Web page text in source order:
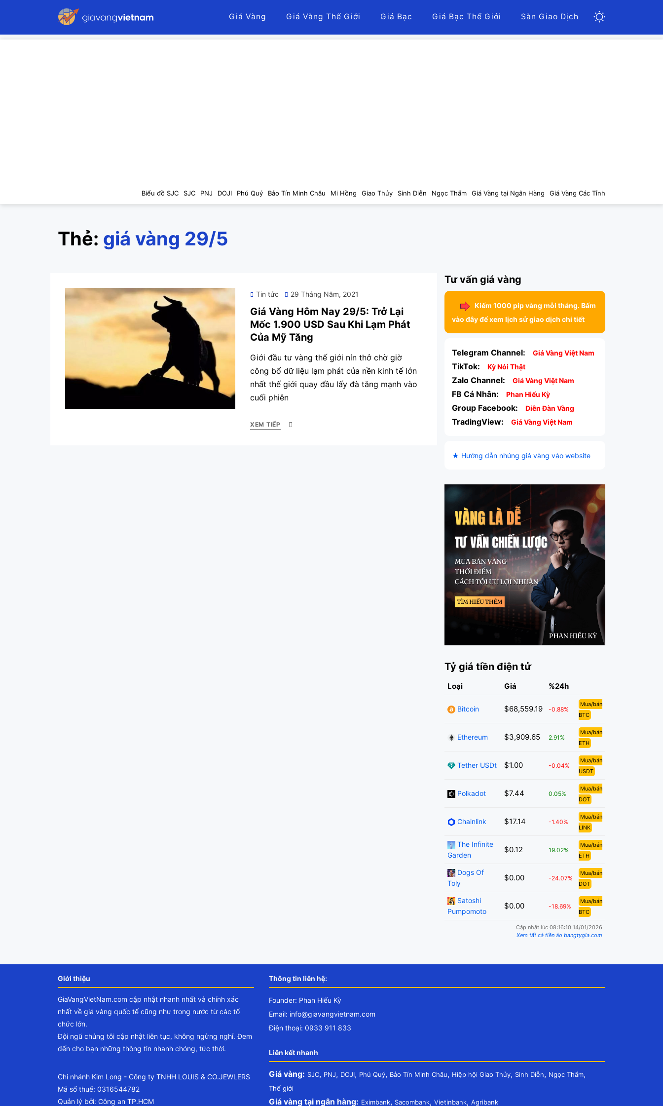
Giá Vàng Giá Vàng Thế Giới Giá Bạc Giá Bạc Thế Giới Sàn Giao Dịch
Biểu đồ SJC SJC PNJ DOJI Phú Quý Bảo Tín Minh Châu Mi Hồng Giao Thủy Sinh Diễn Ngọc Thẩm Giá Vàng tại Ngân Hàng Giá Vàng Các Tỉnh
Thẻ: giá vàng 29/5
Tin tức
Posted
29 Tháng Năm, 2021
Giá Vàng Hôm Nay 29/5: Trở Lại
Mốc 1.900 USD Sau Khi Lạm Phát
Của Mỹ Tăng
Giới đầu tư vàng thế giới nín thở chờ giờ
công bố dữ liệu lạm phát của nền kinh tế lớn
nhất thế giới quay đầu lấy đà tăng mạnh vào
cuối phiên
XEM TIẾP
Tư vấn giá vàng
Kiếm 1000 pip vàng mỗi tháng. Bấm
vào đây để xem lịch sử giao dịch chi tiết
Telegram Channel: Giá Vàng Việt Nam
TikTok: Kỳ Nói Thật
Zalo Channel: Giá Vàng Việt Nam
FB Cá Nhân: Phan Hiếu Kỳ
Group Facebook: Diễn Đàn Vàng
TradingView: Giá Vàng Việt Nam
★ Hướng dẫn nhúng giá vàng vào website
Tỷ giá tiền điện tử
Loại Giá %24h
Bitcoin $68,559.19 -0.88%
Mua/bán
BTC
Ethereum $3,909.65 2.91%
Mua/bán
ETH
Tether USDt $1.00 -0.04%
Mua/bán
USDT
Polkadot $7.44 0.05%
Mua/bán
DOT
Chainlink $17.14 -1.40%
Mua/bán
LINK
The Infinite
Garden
$0.12 19.02%
Mua/bán
ETH
Dogs Of
Toly
$0.00 -24.07%
Mua/bán
DOT
Satoshi
Pumpomoto
$0.00 -18.69%
Mua/bán
BTC
Cập nhật lúc 08:16:10 14/01/2026
Xem tất cả tiền ảo bangtygia.com
Giới thiệu
GiaVangVietNam.com cập nhật nhanh nhất và chính xác
nhất về giá vàng quốc tế cũng như trong nước từ các tổ
chức lớn.
Đội ngũ chúng tôi cập nhật liên tục, không ngừng nghỉ. Đem
đến cho bạn những thông tin nhanh chóng, tức thời.
Chi nhánh Kim Long - Công ty TNHH LOUIS & CO.JEWLERS
Mã số thuế: 0316544782
Quản lý bởi: Công an TP.HCM
Thông tin liên hệ:
Founder: Phan Hiếu Kỳ
Email: info@giavangvietnam.com
Điện thoại: 0933 911 833
Liên kết nhanh
Giá vàng: SJC, PNJ, DOJI, Phú Quý, Bảo Tín Minh Châu, Hiệp hội Giao Thủy, Sinh Diễn, Ngọc Thẩm,
Thế giới
Giá vàng tại ngân hàng: Eximbank, Sacombank, Vietinbank, Agribank